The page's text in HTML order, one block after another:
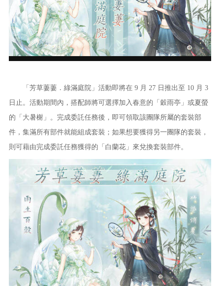
「芳草萋萋．綠滿庭院」活動即將在 9 月 27 日推出至 10 月 3
日止。活動期間內，搭配師將可選擇加入春意的「穀雨亭」或夏螢
的「大暑榭」。完成委託任務後，即可領取該團隊所屬的套裝部
件，集滿所有部件就能組成套裝；如果想要獲得另一團隊的套裝，
則可藉由完成委託任務獲得的「白蘭花」來兌換套裝部件。